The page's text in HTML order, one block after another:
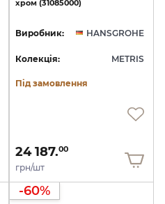
хром (31085000)
Виробник: HANSGROHE
Колекція: METRIS
Під замовлення
24 187.00
грн/шт
-60%